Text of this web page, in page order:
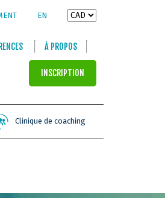
EN
À PROPOS
INSCRIPTION
Clinique de coaching